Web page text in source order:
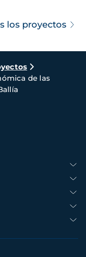
los proyectos
de las